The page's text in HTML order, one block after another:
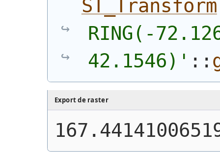
ST_Transform
RING(-
42.1546)' ::
Export de raster